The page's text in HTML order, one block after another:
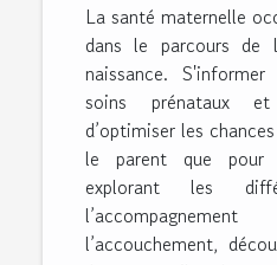
La santé maternelle
dans le parcours
naissance.
soins prénataux
d’optimiser les
le parent que
explorant les
l’accouchement,